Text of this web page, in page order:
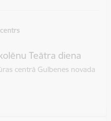
Teātra diena
centrā Gulbenes novada